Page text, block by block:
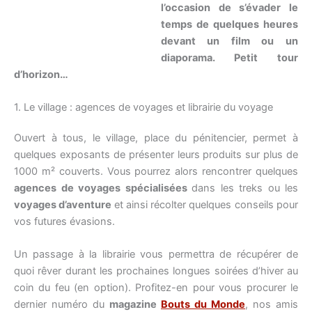
l’occasion de s’évader le
temps de quelques heures
devant un film ou un
diaporama. Petit tour
d’horizon…
1. Le village : agences de voyages et librairie du voyage
Ouvert à tous, le village, place du pénitencier, permet à
quelques exposants de présenter leurs produits sur plus de
1000 m² couverts. Vous pourrez alors rencontrer quelques
agences de voyages spécialisées dans les treks ou les
voyages d’aventure et ainsi récolter quelques conseils pour
vos futures évasions.
Un passage à la librairie vous permettra de récupérer de
quoi rêver durant les prochaines longues soirées d’hiver au
coin du feu (en option). Profitez-en pour vous procurer le
dernier numéro du magazine Bouts du Monde, nos amis